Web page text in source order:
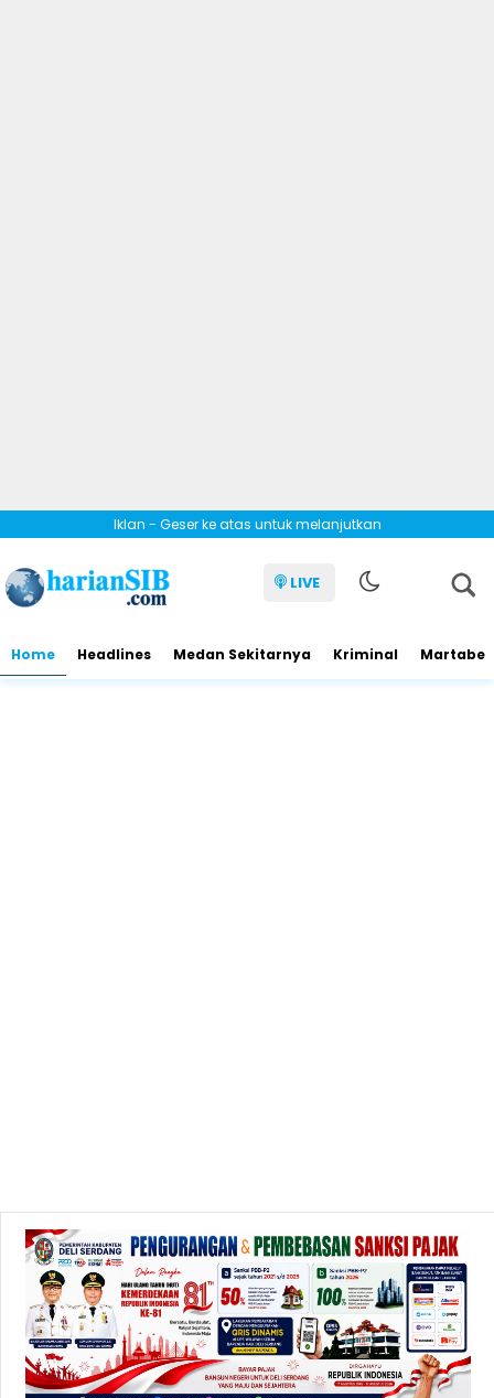
Iklan - Geser ke atas untuk melanjutkan
LIVE
Home Headlines Medan Sekitarnya Kriminal Martabe